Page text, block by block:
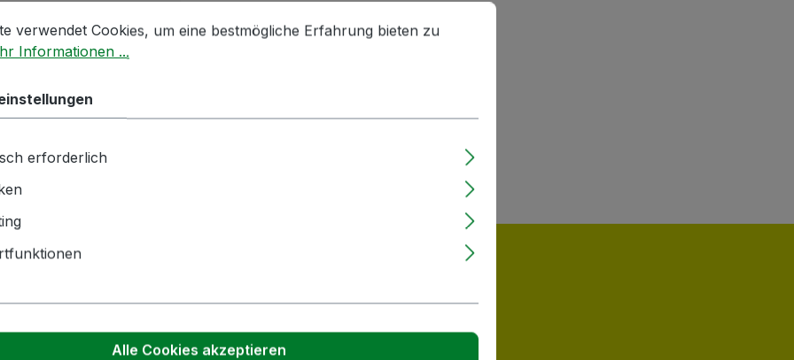
GmbH | Zementwerk 3 |
| info(at)bockmeyer.de
angesehen
Cookies, um eine bestmögliche Erfahrung bieten zu können.
Mehr Informationen ...
verwendet Cookies, um eine bestmögliche Erfahrung bieten zu
Informationen ...
erforderlich
Alle Cookies akzeptieren